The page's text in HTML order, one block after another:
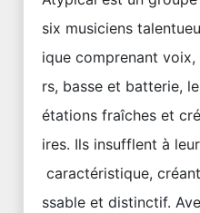
six musiciens
ique comprenant
rs, basse et batterie,
étations fraîches et
ires. Ils insufflent à
caractéristique,
ssable et distinctif.